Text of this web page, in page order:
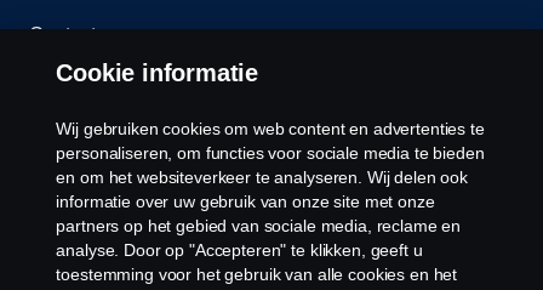
Contact
Cookiebeleid
Cookies
Cookie informatie
Wij gebruiken cookies om web content en advertenties te
personaliseren, om functies voor sociale media te bieden
en om het websiteverkeer te analyseren. Wij delen ook
informatie over uw gebruik van onze site met onze
partners op het gebied van sociale media, reclame en
analyse. Door op "Accepteren" te klikken, geeft u
toestemming voor het gebruik van alle cookies en het